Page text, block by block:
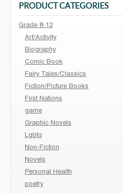
PRODUCT CATEGORIES
Grade 8-12
Art/Activity
Biography
Comic Book
Fairy Tales/Classics
Fiction/Picture Books
First Nations
game
Graphic Novels
Lgbtq
Non-Fiction
Novels
Personal Health
poetry